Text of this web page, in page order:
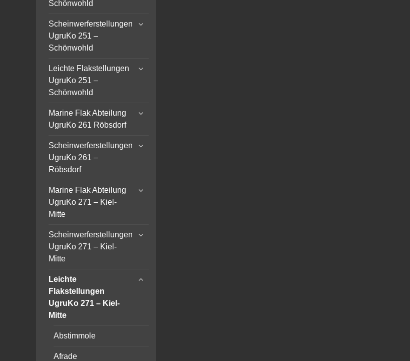
Schönwohld
Scheinwerferstellungen
UgruKo 251 –
Schönwohld
expand
Leichte Flakstellungen
UgruKo 251 –
Schönwohld
expand
Marine Flak Abteilung
UgruKo 261 Röbsdorf
expand
Scheinwerferstellungen
UgruKo 261 –
Röbsdorf
expand
Marine Flak Abteilung
UgruKo 271 – Kiel-
Mitte
expand
Scheinwerferstellungen
UgruKo 271 – Kiel-
Mitte
expand
Leichte
Flakstellungen
UgruKo 271 – Kiel-
Mitte
expand
Abstimmole
Afrade